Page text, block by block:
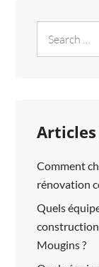
for:
Comment
rénovation
Quels
Mougins ?